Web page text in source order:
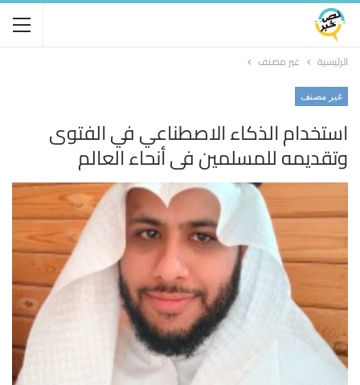
الرئيسية غير مصنف
غير مصنف
استخدام الذكاء الاصطناعي في الفتوى
وتقديمه للمسلمين في أنحاء العالم